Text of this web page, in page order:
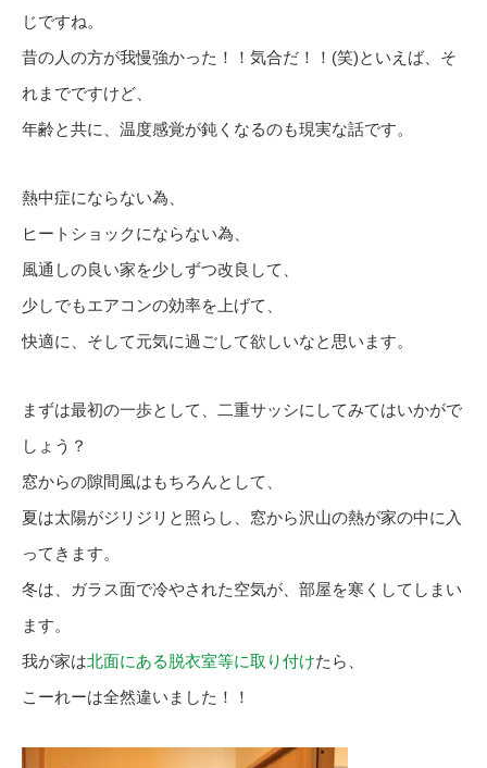
じですね。
昔の人の方が我慢強かった！！気合だ！！(笑)といえば、そ
れまでですけど、
年齢と共に、温度感覚が鈍くなるのも現実な話です。
熱中症にならない為、
ヒートショックにならない為、
風通しの良い家を少しずつ改良して、
少しでもエアコンの効率を上げて、
快適に、そして元気に過ごして欲しいなと思います。
まずは最初の一歩として、二重サッシにしてみてはいかがで
しょう？
窓からの隙間風はもちろんとして、
夏は太陽がジリジリと照らし、窓から沢山の熱が家の中に入
ってきます。
冬は、ガラス面で冷やされた空気が、部屋を寒くしてしまい
ます。
我が家は北面にある脱衣室等に取り付けたら、
こーれーは全然違いました！！